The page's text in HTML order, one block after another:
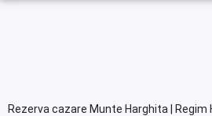
Rezerva cazare Munte Harghita | Regim